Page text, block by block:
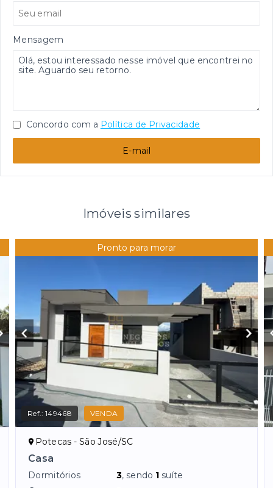
Mensagem
Concordo com a Política de Privacidade
E-mail
Imóveis similares
Pronto para morar
Ref.:149468 VENDA
Potecas - São José/SC
Casa
Dormitórios 3, sendo 1 suíte